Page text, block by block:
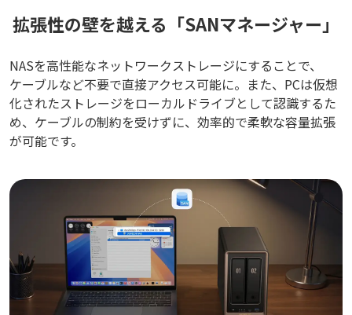
拡張性の壁を越える「SANマネージャー」
NASを高性能なネットワークストレージにすることで、
ケーブルなど不要で直接アクセス可能に。また、PCは仮想
化されたストレージをローカルドライブとして認識するた
め、ケーブルの制約を受けずに、効率的で柔軟な容量拡張
が可能です。